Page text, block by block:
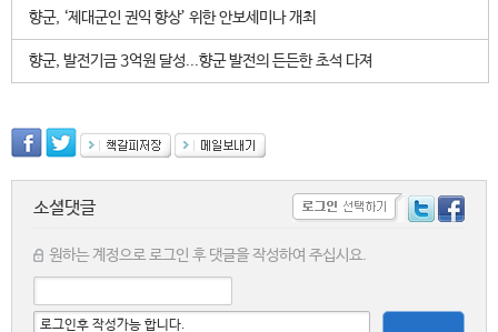
향군, ‘제대군인 권익 향상’ 위한 안보세미나 개최
향군, 발전기금 3억원 달성...향군 발전의 든든한 초석 다져
소셜댓글
원하는 계정으로 로그인 후 댓글을 작성하여 주십시요.